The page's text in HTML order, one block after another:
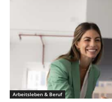
Arbeitsleben & Beruf